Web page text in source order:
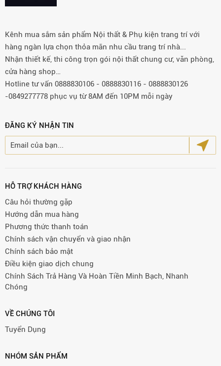
Kênh mua sắm sản phẩm Nội thất & Phụ kiện trang trí với
hàng ngàn lựa chọn thỏa mãn nhu cầu trang trí nhà...
Nhận thiết kế, thi công trọn gói nội thất chung cư, văn phòng,
cửa hàng shop…
Hotline tư vấn 0888830106 - 0888830116 - 0888830126
-0849277778 phục vụ từ 8AM đến 10PM mỗi ngày
ĐĂNG KÝ NHẬN TIN
HỖ TRỢ KHÁCH HÀNG
Câu hỏi thường gặp
Hướng dẫn mua hàng
Phương thức thanh toán
Chính sách vận chuyển và giao nhận
Chính sách bảo mật
Điều kiện giao dịch chung
Chính Sách Trả Hàng Và Hoàn Tiền Minh Bạch, Nhanh
Chóng
VỀ CHÚNG TÔI
Tuyển Dụng
NHÓM SẢN PHẨM